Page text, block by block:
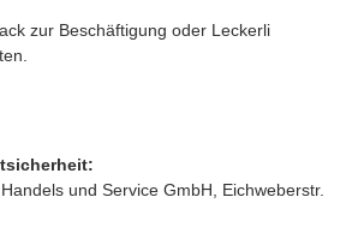
zur Beschäftigung oder Leckerli
und Service GmbH, Eichweberstr.